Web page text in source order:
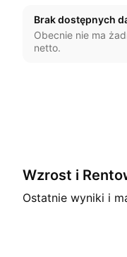
Brak dostępnych
Obecnie nie ma
netto.
Wzrost i
Ostatnie wyniki i